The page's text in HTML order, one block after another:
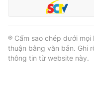
® Cấm sao chép dưới
thuận bằng văn bản. Ghi
thông tin từ website này.